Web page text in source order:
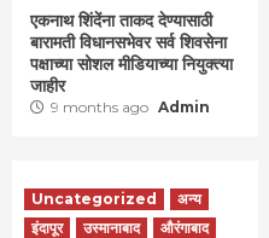
एकनाथ शिंदेंना ताकद देण्यासाठी
बारामती विधानसभेवर सर्व शिवसेना
पक्षाच्या सोशल मीडियाच्या नियुक्त्या
जाहीर
9 months ago Admin
Uncategorized
अन्य
इंदापूर
उस्मानाबाद
औरंगाबाद